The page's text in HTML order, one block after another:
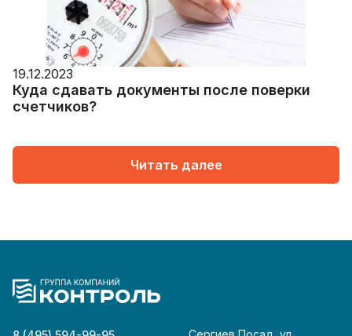
19.12.2023
Куда сдавать документы после поверки
счетчиков?
Читать далее